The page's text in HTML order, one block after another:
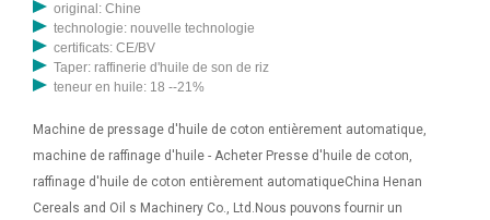
original: Chine
technologie: nouvelle technologie
certificats: CE/BV
Taper: raffinerie d'huile de son de riz
teneur en huile: 18 --21%
Machine de pressage d'huile de coton entièrement automatique,
machine de raffinage d'huile - Acheter Presse d'huile de coton,
raffinage d'huile de coton entièrement automatiqueChina Henan
Cereals and Oil s Machinery Co., Ltd.Nous pouvons fournir un